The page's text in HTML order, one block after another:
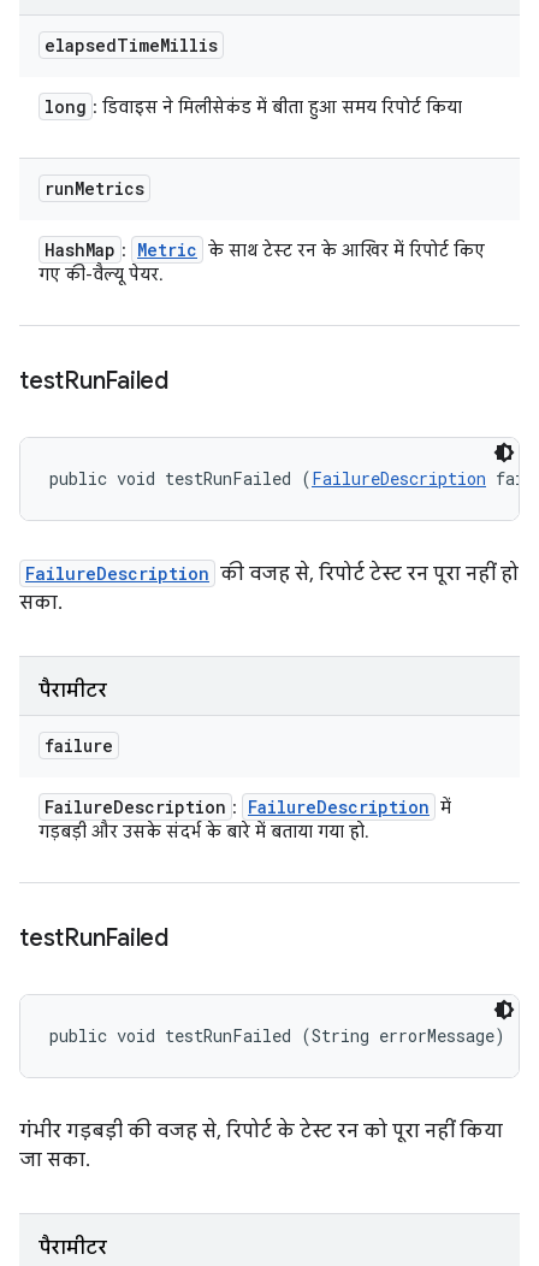
elapsedTimeMillis
long : डिवाइस ने मिलीसेकंड में बीता हुआ समय रिपोर्ट किया
runMetrics
HashMap : Metric के साथ टेस्ट रन के आखिर में रिपोर्ट किए
गए की-वैल्यू पेयर.
testRunFailed
public void testRunFailed (FailureDescription
FailureDescription की वजह से, रिपोर्ट टेस्ट रन पूरा नहीं हो
सका.
पैरामीटर
failure
FailureDescription : FailureDescription में
गड़बड़ी और उसके संदर्भ के बारे में बताया गया हो.
testRunFailed
public void testRunFailed (String errorMessage)
गंभीर गड़बड़ी की वजह से, रिपोर्ट के टेस्ट रन को पूरा नहीं किया
जा सका.
पैरामीटर